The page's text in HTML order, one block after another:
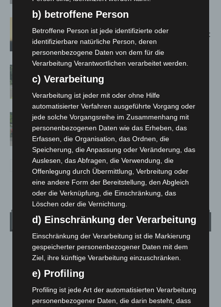
Population in Niedersachsen entdeckt
Brand im „Haus der Begegnung“ in
Neuwarmbüchen schnell eingedämmt
Region Hannover: 21 neue
Notfallsanitäter starten beim Roten
Kreuz
Wetter
LANGENHAGEN
Klarer Himmel
25.1°
24.4°
b) betroffene Person
Betroffene Person ist jede identifizierte oder
identifizierbare natürliche Person, deren
personenbezogene Daten von dem für die
Verarbeitung Verantwortlichen verarbeitet werden.
c) Verarbeitung
Verarbeitung ist jeder mit oder ohne Hilfe
automatisierter Verfahren ausgeführte Vorgang oder
jede solche Vorgangsreihe im Zusammenhang mit
personenbezogenen Daten wie das Erheben, das
Erfassen, die Organisation, das Ordnen, die
Speicherung, die Anpassung oder Veränderung, das
Auslesen, das Abfragen, die Verwendung, die
Offenlegung durch Übermittlung, Verbreitung oder
eine andere Form der Bereitstellung, den Abgleich
oder die Verknüpfung, die Einschränkung, das
Löschen oder die Vernichtung.
d) Einschränkung der Verarbeitung
Einschränkung der Verarbeitung ist die Markierung
gespeicherter personenbezogener Daten mit dem
Ziel, ihre künftige Verarbeitung einzuschränken.
e) Profiling
Profiling ist jede Art der automatisierten Verarbeitung
personenbezogener Daten, die darin besteht, dass